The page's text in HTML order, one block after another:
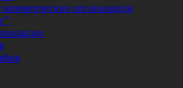
организации